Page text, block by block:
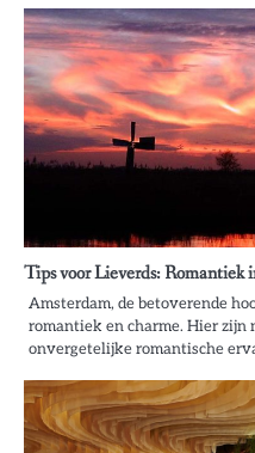
Tips voor Lieverds: Romantiek
Amsterdam, de betoverende
romantiek en charme. Hier
onvergetelijke romantische